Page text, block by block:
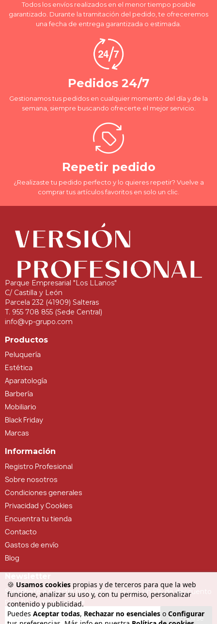
🍪 Usamos cookies propias y de terceros para que la web
funcione, analizar su uso y, con tu permiso, personalizar
contenido y publicidad.
Puedes Aceptar todas, Rechazar no esenciales o Configurar
Todos los envíos realizados en el menor tiempo posible
garantizado. Durante la tramitación del pedido, te ofreceremos
una fecha de entrega garantizada o estimada.
Pedidos 24/7
Gestionamos tus pedidos en cualquier momento del día y de la
semana, siempre buscando ofrecerte el mejor servicio.
Repetir pedido
¿Realizaste tu pedido perfecto y lo quieres repetir? Vuelve a
comprar tus artículos favoritos en solo un clic.
Parque Empresarial "Los LLanos"
C/ Castilla y León
Parcela 232 (41909) Salteras
T. 955 708 855 (Sede Central)
info@vp-grupo.com
Productos
Peluquería
Estética
Aparatología
Barbería
Mobiliario
Black Friday
Marcas
Información
Registro Profesional
Sobre nosotros
Condiciones generales
Privacidad y Cookies
Encuentra tu tienda
Contacto
Gastos de envío
Blog
Suscríbete a nuestra newsletter y recibe un 5% de descuento
para tu próxima compra
Suscribirse